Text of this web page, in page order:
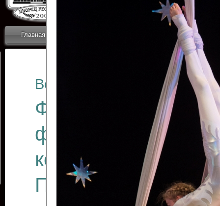
Главная Новости
ОТЧЕТЫ ГКЦ
Все отчеты
Финал
фестиваля
коллективов
Приднестровского